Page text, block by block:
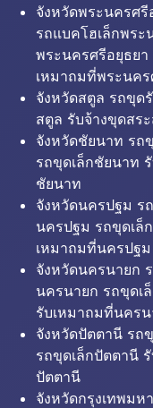
จังหวัดพระนครศ
รถแบคโฮเล็กพระ
พระนครศรีอยุธยา
เหมาถมที่พระนคร
จังหวัดสตูล รถขุด
สตูล รับจ้างขุดสร
จังหวัดชัยนาท รถ
รถขุดเล็กชัยนาท
ชัยนาท
จังหวัดนครปฐม ร
นครปฐม รถขุดเล็
เหมาถมที่นครปฐม
จังหวัดนครนายก
นครนายก รถขุดเ
รับเหมาถมที่นครน
จังหวัดปัตตานี รถ
รถขุดเล็กปัตตานี
ปัตตานี
จังหวัดกรุงเทพมห